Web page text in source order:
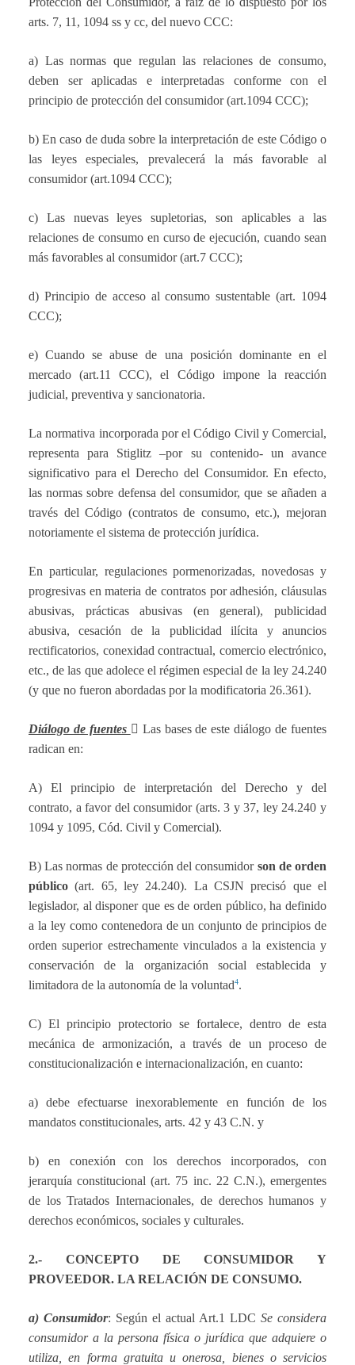
arts. 7, 11, 1094 ss y cc, del nuevo CCC:
a) Las normas que regulan las relaciones de consumo,
deben ser aplicadas e interpretadas conforme con el
principio de protección del consumidor (art.1094 CCC);
b) En caso de duda sobre la interpretación de este Código o
las leyes especiales, prevalecerá la más favorable al
consumidor (art.1094 CCC);
c) Las nuevas leyes supletorias, son aplicables a las
relaciones de consumo en curso de ejecución, cuando sean
más favorables al consumidor (art.7 CCC);
d) Principio de acceso al consumo sustentable (art. 1094
CCC);
e) Cuando se abuse de una posición dominante en el
mercado (art.11 CCC), el Código impone la reacción
judicial, preventiva y sancionatoria.
La normativa incorporada por el Código Civil y Comercial,
representa para Stiglitz –por su contenido- un avance
significativo para el Derecho del Consumidor. En efecto,
las normas sobre defensa del consumidor, que se añaden a
través del Código (contratos de consumo, etc.), mejoran
notoriamente el sistema de protección jurídica.
En particular, regulaciones pormenorizadas, novedosas y
progresivas en materia de contratos por adhesión, cláusulas
abusivas, prácticas abusivas (en general), publicidad
abusiva, cesación de la publicidad ilícita y anuncios
rectificatorios, conexidad contractual, comercio electrónico,
etc., de las que adolece el régimen especial de la ley 24.240
(y que no fueron abordadas por la modificatoria 26.361).
Diálogo de fuentes  Las bases de este diálogo de fuentes
radican en:
A) El principio de interpretación del Derecho y del
contrato, a favor del consumidor (arts. 3 y 37, ley 24.240 y
1094 y 1095, Cód. Civil y Comercial).
B) Las normas de protección del consumidor son de orden
público (art. 65, ley 24.240). La CSJN precisó que el
legislador, al disponer que es de orden público, ha definido
a la ley como contenedora de un conjunto de principios de
orden superior estrechamente vinculados a la existencia y
conservación de la organización social establecida y
limitadora de la autonomía de la voluntad4.
C) El principio protectorio se fortalece, dentro de esta
mecánica de armonización, a través de un proceso de
constitucionalización e internacionalización, en cuanto:
a) debe efectuarse inexorablemente en función de los
mandatos constitucionales, arts. 42 y 43 C.N. y
b) en conexión con los derechos incorporados, con
jerarquía constitucional (art. 75 inc. 22 C.N.), emergentes
de los Tratados Internacionales, de derechos humanos y
derechos económicos, sociales y culturales.
2.- CONCEPTO DE CONSUMIDOR Y
PROVEEDOR. LA RELACIÓN DE CONSUMO.
a) Consumidor: Según el actual Art.1 LDC Se considera
consumidor a la persona física o jurídica que adquiere o
utiliza, en forma gratuita u onerosa, bienes o servicios